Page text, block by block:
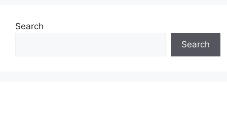
Search
Search